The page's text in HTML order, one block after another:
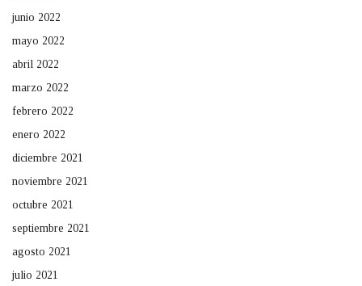
junio 2022
mayo 2022
abril 2022
marzo 2022
febrero 2022
enero 2022
diciembre 2021
noviembre 2021
octubre 2021
septiembre 2021
agosto 2021
julio 2021